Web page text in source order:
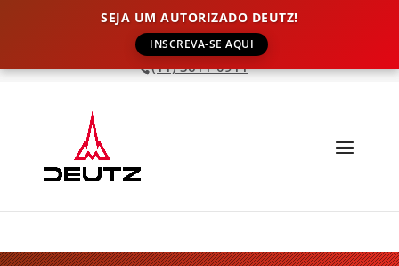
SEJA UM AUTORIZADO DEUTZ!
INSCREVA-SE AQUI
(11) 3611-0911